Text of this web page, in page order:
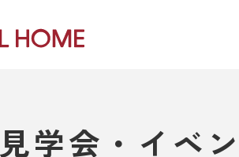
見学会・イベ